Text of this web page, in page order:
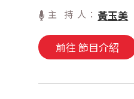
主 持 人： 黃玉美
前往 節目介紹